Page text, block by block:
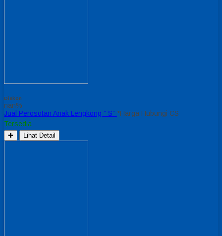
Diskon
nan%
Jual Perosotan Anak Lengkong ” S” *Harga Hubungi CS
Tersedia
✚ Lihat Detail